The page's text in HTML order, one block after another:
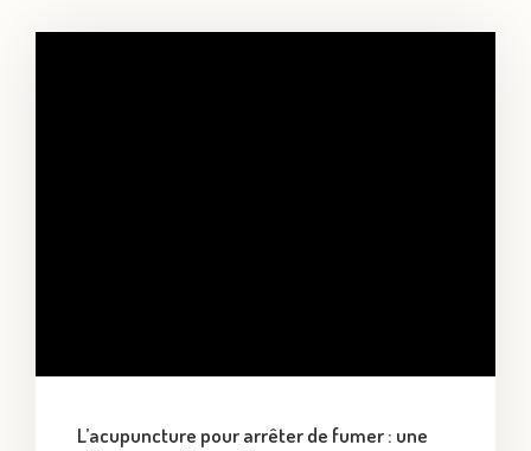
L’acupuncture pour arrêter de fumer : une